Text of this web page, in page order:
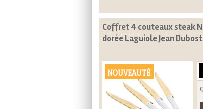
Coffret 4 couteaux steak
dorée Laguiole Jean Dubost
NOUVEAUTÉ